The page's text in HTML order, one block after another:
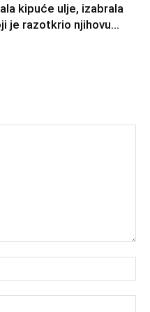
kipuće ulje, izabrala
je razotkrio njihovu...